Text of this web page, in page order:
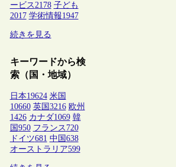
ービス2178 子ども
2017 学術情報1947
続きを見る
キーワードから検
索（国・地域）
日本19624 米国
10660 英国 3216 欧州
1426 カナダ1069 韓
国 950 フランス 720
ドイツ681 中国 638
オーストラリア599